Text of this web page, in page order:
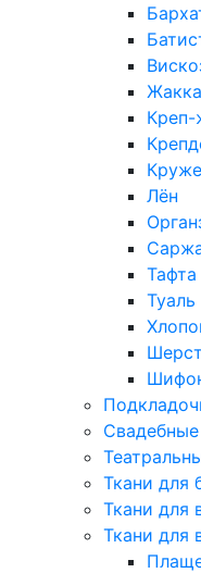
Бархат
Батист
Вискоза
Креп-
Лён
Органза
Саржа
Тафта
Туаль
Хлопок
Шерсть
Шифон
Свадебные
Ткани для
Ткани для
Ткани для